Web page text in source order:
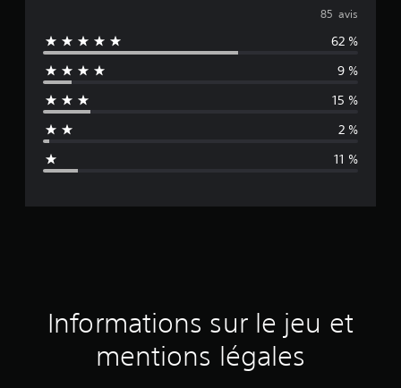
o
y
e
n
d
a
85 avis
62 %
9 %
15 %
2 %
11 %
Informations sur le jeu et
mentions légales